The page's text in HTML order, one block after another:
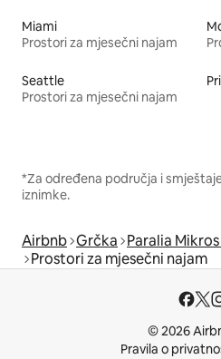
Miami
Prostori za mjesečni najam
Seattle
Prostori za mjesečni najam
*Za određena područja i
iznimke.
Airbnb Grčka Paralia
Prostori za mjesečni najam
© 2026
Pravila o